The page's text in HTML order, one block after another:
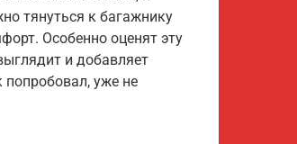
тянуться к багажнику
Особенно оценят эту
и добавляет
попробовал, уже не